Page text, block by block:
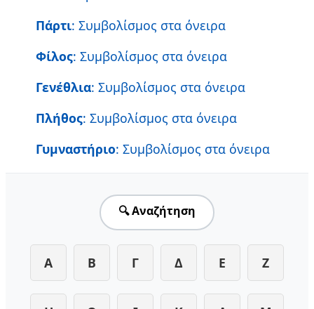
Πάρτι: Συμβολίσμος στα όνειρα
Φίλος: Συμβολίσμος στα όνειρα
Γενέθλια: Συμβολίσμος στα όνειρα
Πλήθος: Συμβολίσμος στα όνειρα
Γυμναστήριο: Συμβολίσμος στα όνειρα
🔍 Αναζήτηση
Α Β Γ Δ Ε Ζ